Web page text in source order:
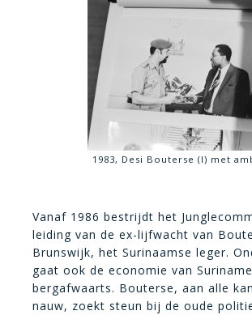
1983, Desi Bouterse (l) met
Vanaf 1986 bestrijdt het
leiding van de ex-lijfwacht van
Brunswijk, het Surinaamse leger.
gaat ook de economie van
bergafwaarts. Bouterse, aan alle
nauw, zoekt steun bij de oude